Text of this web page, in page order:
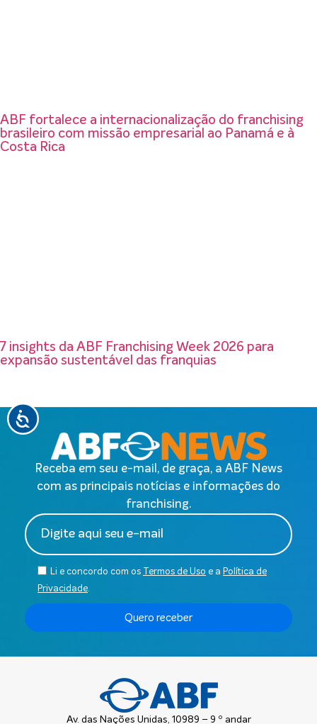
ABF fortalece a internacionalização do franchising
brasileiro com missão empresarial ao Panamá e à
Costa Rica
7 insights da ABF Franchising Week 2026 para
expansão sustentável das franquias
Receba em seu e-mail, de graça, a ABF News
com as principais notícias e informações do
franchising.
Li e concordo com os Termos de Uso e a Política de
Privacidade.
Quero receber
Av. das Nações Unidas, 10989 – 9 º andar